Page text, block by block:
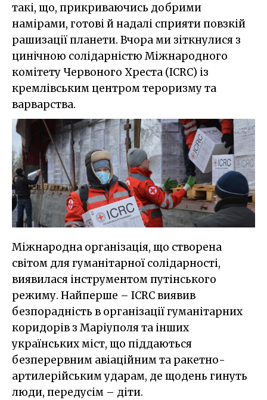
такі, що, прикриваючись добрими
намірами, готові й надалі сприяти повзкій
рашизації планети. Вчора ми зіткнулися з
цинічною солідарністю Міжнародного
комітету Червоного Хреста (ICRC) із
кремлівським центром тероризму та
варварства.
Міжнародна організація, що створена
світом для гуманітарної солідарності,
виявилася інструментом путінського
режиму. Найперше – ICRC виявив
безпорадність в організації гуманітарних
коридорів з Маріуполя та інших
українських міст, що піддаються
безперервним авіаційним та ракетно-
артилерійським ударам, де щодень гинуть
люди, передусім – діти.